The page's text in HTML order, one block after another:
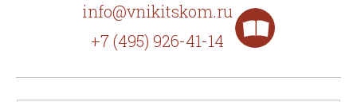
info@vnikitskom.ru
+7 (495) 926-41-14